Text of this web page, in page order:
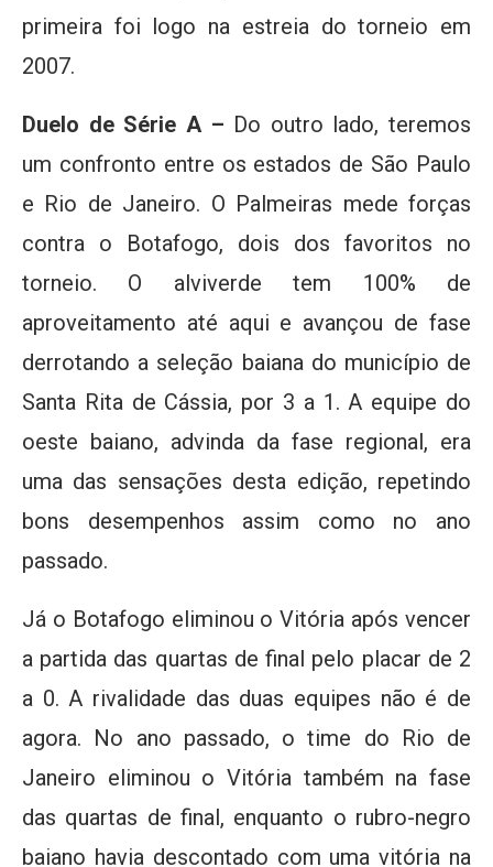
primeira foi logo na estreia do torneio em
2007.
Duelo de Série A – Do outro lado, teremos
um confronto entre os estados de São Paulo
e Rio de Janeiro. O Palmeiras mede forças
contra o Botafogo, dois dos favoritos no
torneio. O alviverde tem 100% de
aproveitamento até aqui e avançou de fase
derrotando a seleção baiana do município de
Santa Rita de Cássia, por 3 a 1. A equipe do
oeste baiano, advinda da fase regional, era
uma das sensações desta edição, repetindo
bons desempenhos assim como no ano
passado.
Já o Botafogo eliminou o Vitória após vencer
a partida das quartas de final pelo placar de 2
a 0. A rivalidade das duas equipes não é de
agora. No ano passado, o time do Rio de
Janeiro eliminou o Vitória também na fase
das quartas de final, enquanto o rubro-negro
baiano havia descontado com uma vitória na